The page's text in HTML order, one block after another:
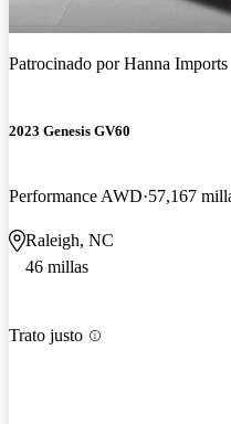
Patrocinado porHanna Imports
2023 Genesis GV60
Performance AWD 57,167
Raleigh, NC
46 millas
Trato justo